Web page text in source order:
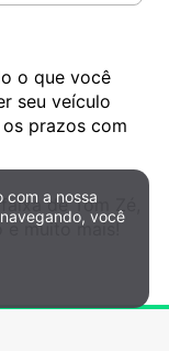
o que você
seu veículo
prazos com
de Tom Zé,
e muito mais!
com a nossa
você